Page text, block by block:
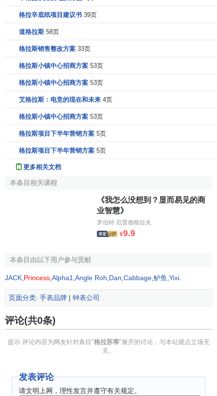
2000年: Senator大视窗万年历表获得“全年最佳腕表”首
奖；
“格拉苏蒂原创”加入 Swatch集团
最佳腕表”首
Ferdinand Adolph
Lange
历史故事
一般人往往认为德国的制表工艺历史不久，但事实恰恰
相反。德国即使可能不曾是世界上最大或最具影响力的制表
业者，但却绝对是最古老者之一。早自所谓的Nuremburg
Egg纽伦堡铁蛋 (1530年，德国纽伦堡锁匠Peter Henlein所制
造的世界上第一只怀表)出现的十五世纪，德国的制表工业就
已蓬勃发展了。而德国萨克森邦Saxony更在十九世纪初成为
全世界重要的一个制表城市，而这样的成就归因于一个来自
Ferdinand Adolph Lange。
格拉辛底纸项目建议书 39页
道格拉斯 58页
格拉斯销售整改方案 33页
格拉斯小镇中心招商方案 53页
格拉斯小镇中心招商方案 53页
艾格拉斯：电竞的现在和未来 4页
格拉斯小镇中心招商方案 53页
格拉斯项目下半年营销方案 5页
格拉斯项目下半年营销方案 5页
更多相关文档
本条目相关课程
《我怎么没想到？显而易见的商
业智慧》
罗伯特·厄普德格拉夫
¥9.9
本条目由以下用户参与贡献
JACK Princess Alpha1 Angle Roh Dan Cabbage 鲈鱼 Yixi
页面分类: 手表品牌 | 钟表公司
评论(共0条)
提示:评论内容为网友针对条目"格拉苏蒂"展开的讨论，与本站观点立场无
关。
发表评论
请文明上网，理性发言并遵守有关规定。